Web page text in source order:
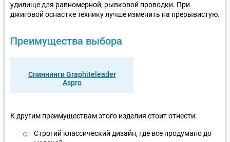
удилище для равномерной, рывковой проводки. При
джиговой оснастке технику лучше изменить на прерывистую.
Преимущества выбора
Спиннинги Graphiteleader
Aspro
К другим преимуществам этого изделия стоит отнести:
Строгий классический дизайн, где все продумано до